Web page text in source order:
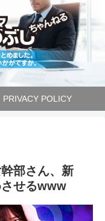
PRIVACY POLICY
部さん、新
せるwww